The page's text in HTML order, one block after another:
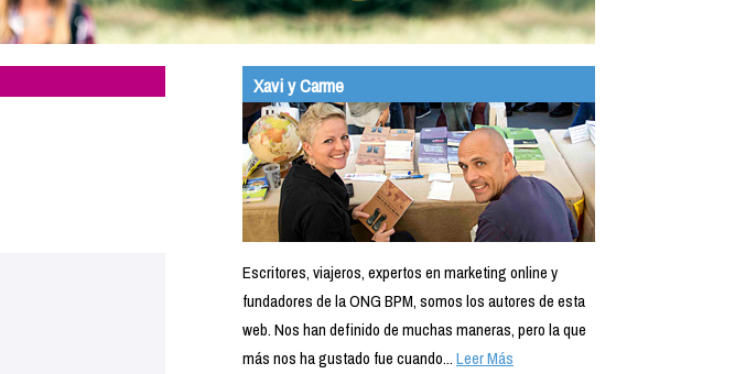
Xavi y Carme
Escritores, viajeros, expertos en marketing online y
fundadores de la ONG BPM, somos los autores de esta
web. Nos han definido de muchas maneras, pero la que
más nos ha gustado fue cuando...Leer Más